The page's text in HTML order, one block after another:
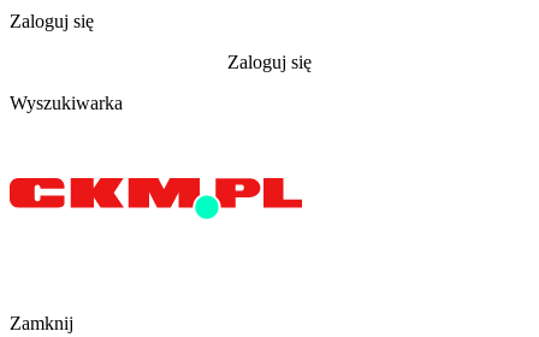
Zaloguj się
Zaloguj się
Wyszukiwarka
Zamknij